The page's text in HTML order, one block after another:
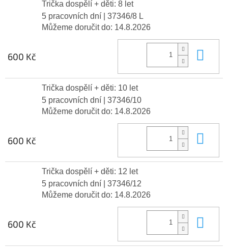
Trička dospělí + děti: 8 let
5 pracovních dní
| 37346/8 L
Můžeme doručit do: 14.8.2026
600 Kč
Trička dospělí + děti: 10 let
5 pracovních dní
| 37346/10
Můžeme doručit do: 14.8.2026
600 Kč
Trička dospělí + děti: 12 let
5 pracovních dní
| 37346/12
Můžeme doručit do: 14.8.2026
600 Kč